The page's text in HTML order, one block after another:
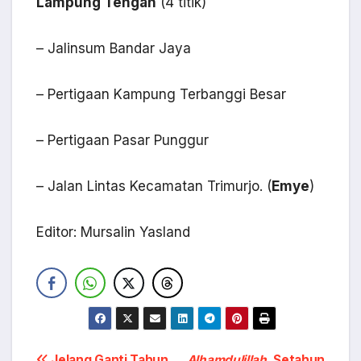
– Jalinsum Bandar Jaya
– Pertigaan Kampung Terbanggi Besar
– Pertigaan Pasar Punggur
– Jalan Lintas Kecamatan Trimurjo. (Emye)
Editor: Mursalin Yasland